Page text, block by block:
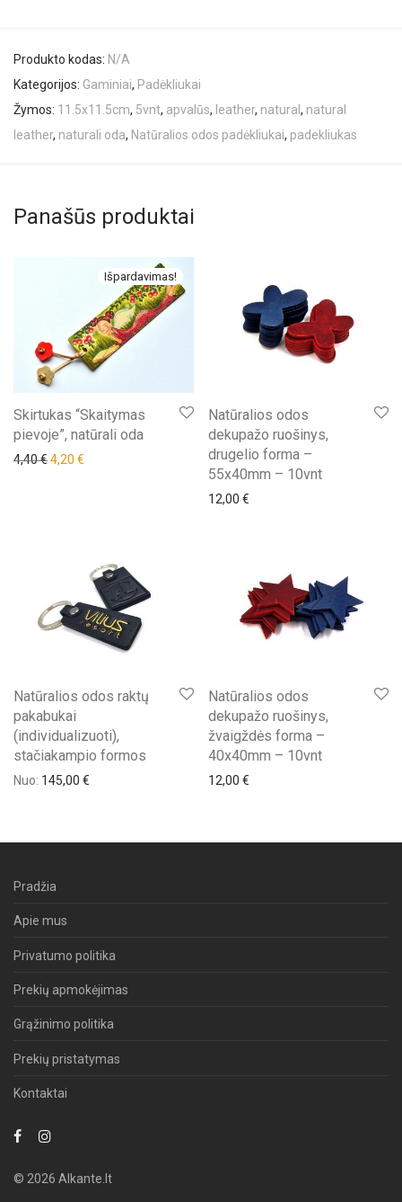
Produkto kodas: N/A
Kategorijos: Gaminiai, Padėkliukai
Žymos: 11.5x11.5cm, 5vnt, apvalūs, leather, natural , natural
leather, naturali oda, Natūralios odos padėkliukai, padekliukas
Panašūs produktai
Išpardavimas!
Skirtukas “Skaitymas
pievoje”, natūrali oda
4,40€Original price was: 4,40 €.
4,20 € Current price is: 4,20 €.
Natūralios odos
dekupažo ruošinys,
drugelio forma –
55x40mm – 10vnt
12,00 €
Natūralios odos raktų
pakabukai
(individualizuoti),
stačiakampio formos
Nuo: 145,00 €
Natūralios odos
dekupažo ruošinys,
žvaigždės forma –
40x40mm – 10vnt
12,00 €
Pradžia
Apie mus
Privatumo politika
Prekių apmokėjimas
Grąžinimo politika
Prekių pristatymas
Kontaktai
© 2026 Alkante.lt